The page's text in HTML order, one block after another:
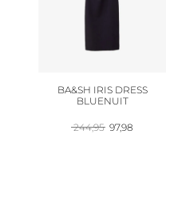
BA&SH IRIS DRESS
BLUENUIT
244,95 Oorspronkelijke
prijs
97,98